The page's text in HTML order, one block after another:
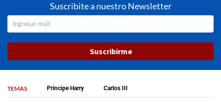
Suscribite a nuestro Newsletter
Suscribirme
TEMAS Principe Harry Carlos III